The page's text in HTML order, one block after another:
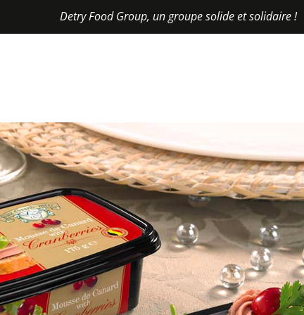
Detry Food Group, un groupe solide et solidaire !